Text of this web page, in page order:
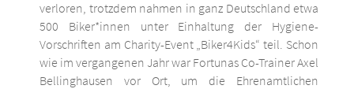
verloren, trotzdem nahmen in ganz Deutschland etwa
500 Biker*innen unter Einhaltung der Hygiene-
Vorschriften am Charity-Event „Biker4Kids“ teil. Schon
wie im vergangenen Jahr war Fortunas Co-Trainer Axel
Bellinghausen vor Ort, um die Ehrenamtlichen